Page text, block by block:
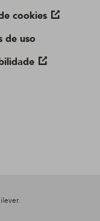
cookies
de uso